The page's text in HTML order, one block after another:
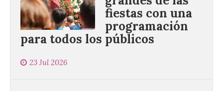
fiestas con una
programación
para todos los públicos
23 Jul 2026